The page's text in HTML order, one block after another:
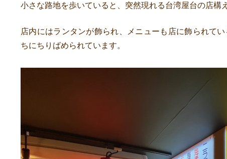
小さな路地を歩いていると、突然現れる台湾屋台の店構
店内にはランタンが飾られ、メニューも店に飾られて
ちにちりばめられています。